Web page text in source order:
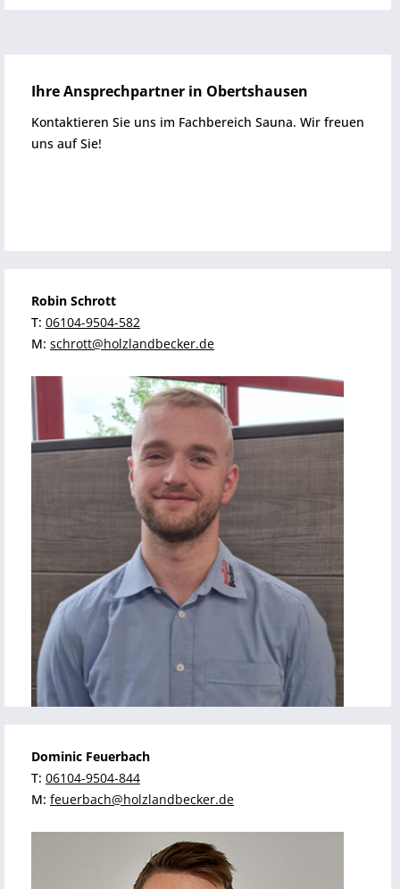
Ihre Ansprechpartner in Obertshausen
Kontaktieren Sie uns im Fachbereich Sauna. Wir freuen
uns auf Sie!
Dominic Feuerbach
T: 06104-9504-844
M: feuerbach@holzlandbecker.de
Robin Schrott
T: 06104-9504-582
M: schrott@holzlandbecker.de